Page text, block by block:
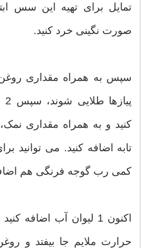
تمایل برای تهیه این سس
صورت نگینی خرد کنید.
سپس به همراه مقداری روغن
کنید و به همراه مقداری
تابه اضافه کنید. می
کمی رب گوجه فرنگی هم
اکنون 1 لیوان آب
حرارت ملایم جا بیفتد و